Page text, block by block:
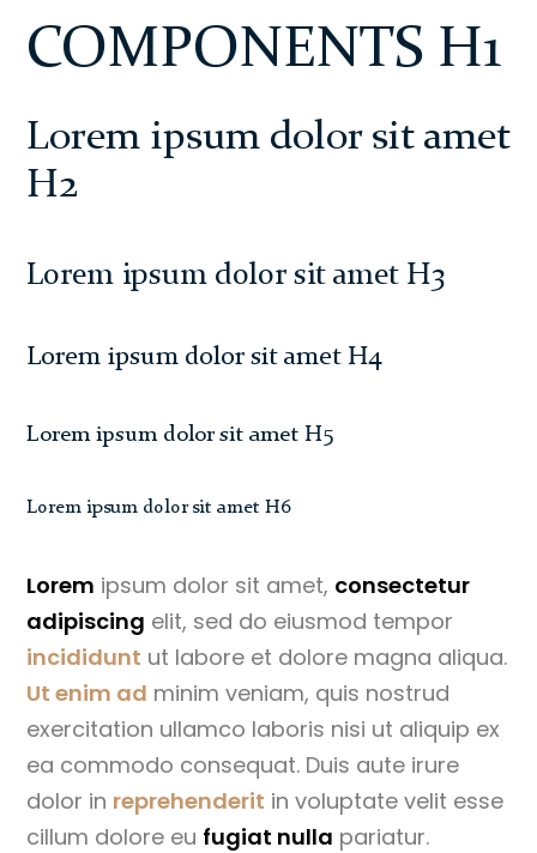
COMPONENTS H1
Lorem ipsum dolor sit amet
H2
Lorem ipsum dolor sit amet H3
Lorem ipsum dolor sit amet H4
Lorem ipsum dolor sit amet H5
Lorem ipsum dolor sit amet H6
Lorem ipsum dolor sit amet, consectetur
adipiscing elit, sed do eiusmod tempor
incididunt ut labore et dolore magna aliqua.
Ut enim ad minim veniam, quis nostrud
exercitation ullamco laboris nisi ut aliquip ex
ea commodo consequat. Duis aute irure
dolor in reprehenderit in voluptate velit esse
cillum dolore eu fugiat nulla pariatur.